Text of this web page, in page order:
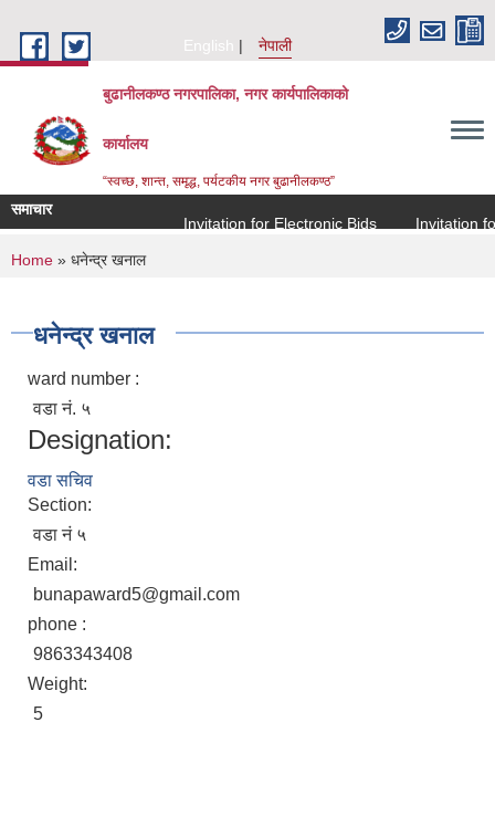
English
नेपाली
बुढानीलकण्ठ नगरपालिका, नगर कार्यपालिकाको
कार्यालय
“स्वच्छ, शान्त, समृद्ध, पर्यटकीय नगर बुढानीलकण्ठ”
समाचार
Invitation for Electronic Bids
Invitation for
You are here
Home » धनेन्द्र खनाल
धनेन्द्र खनाल
ward number :
वडा नं. ५
Designation:
वडा सचिव
Section:
वडा नं ५
Email:
bunapaward5@gmail.com
phone :
9863343408
Weight:
5